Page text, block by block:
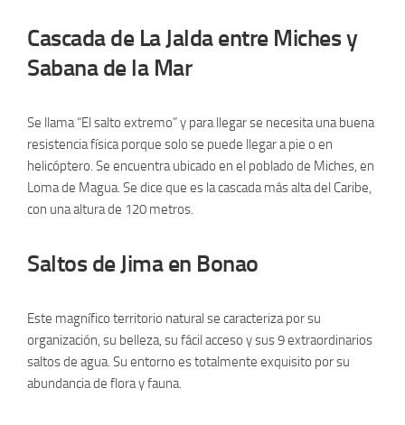
Cascada de La Jalda entre Miches y
Sabana de la Mar
Se llama “El salto extremo” y para llegar se necesita una buena
resistencia física porque solo se puede llegar a pie o en
helicóptero. Se encuentra ubicado en el poblado de Miches, en
Loma de Magua. Se dice que es la cascada más alta del Caribe,
con una altura de 120 metros.
Saltos de Jima en Bonao
Este magnífico territorio natural se caracteriza por su
organización, su belleza, su fácil acceso y sus 9 extraordinarios
saltos de agua. Su entorno es totalmente exquisito por su
abundancia de flora y fauna.